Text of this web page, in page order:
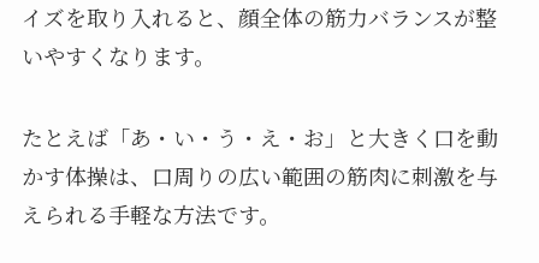
イズを取り入れると、顔全体の筋力バランスが整
いやすくなります。
たとえば「あ・い・う・え・お」と大きく口を動
かす体操は、口周りの広い範囲の筋肉に刺激を与
えられる手軽な方法です。